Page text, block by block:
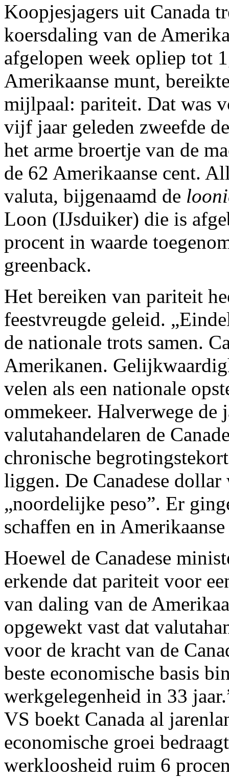
Koopjesjagers uit Canada
koersdaling van de
afgelopen week opliep tot
Amerikaanse munt,
mijlpaal: pariteit. Dat was
vijf jaar geleden zweefde
het arme broertje van de
de 62 Amerikaanse cent.
valuta, bijgenaamd de
Loon (IJsduiker) die is
procent in waarde
greenback.
Het bereiken van pariteit
feestvreugde geleid.
de nationale trots samen.
Amerikanen.
velen als een nationale
ommekeer. Halverwege de
valutahandelaren de
chronische
liggen. De Canadese dollar
„noordelijke peso”. Er
schaffen en in
Hoewel de Canadese
erkende dat pariteit voor
van daling van de
opgewekt vast dat
voor de kracht van de
beste economische basis
werkgelegenheid in 33
VS boekt Canada al
economische groei
werkloosheid ruim 6